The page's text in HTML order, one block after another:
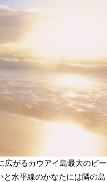
広がるカウアイ島最大のビー
水平線のかなたには隣の島